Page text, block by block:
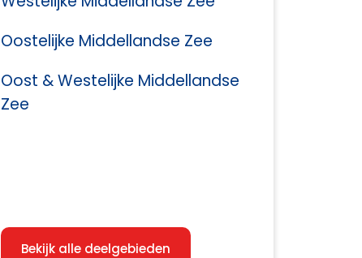
Oostelijke Middellandse Zee
Oost & Westelijke Middellandse
Zee
Bekijk alle deelgebieden